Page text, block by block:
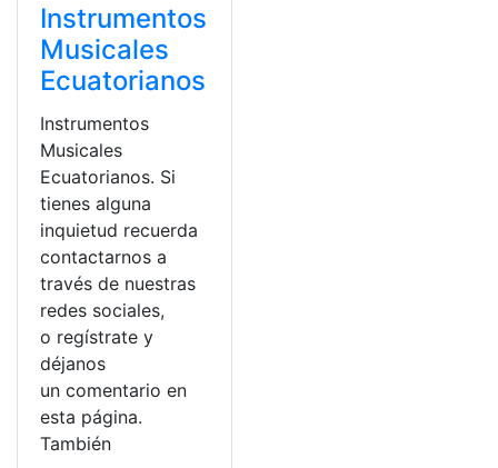
Instrumentos
Musicales
Ecuatorianos
Instrumentos
Musicales
Ecuatorianos. Si
tienes alguna
inquietud recuerda
contactarnos a
través de nuestras
redes sociales,
o regístrate y
déjanos
un comentario en
esta página.
También